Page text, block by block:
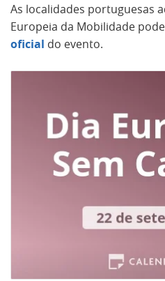
As localidades portuguesas
Europeia da Mobilidade
oficial do evento.